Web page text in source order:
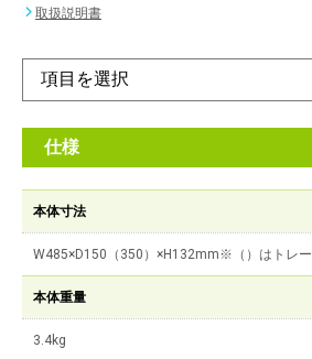
取扱説明書
仕様
本体寸法
W485×D150（350）×H132mm※（）はトレ
本体重量
3.4kg